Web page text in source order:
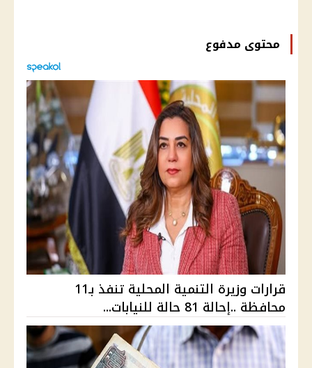
محتوى مدفوع
قرارات وزيرة التنمية المحلية تنفذ بـ11
محافظة ..إحالة 81 حالة للنيابات...